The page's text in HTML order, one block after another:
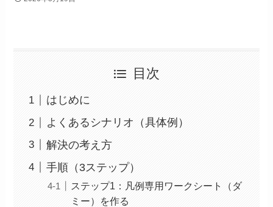
目次
はじめに
よくあるシナリオ（具体例）
解決の考え方
手順（3ステップ）
ステップ1：凡例専用ワークシート（ダ
ミー）を作る